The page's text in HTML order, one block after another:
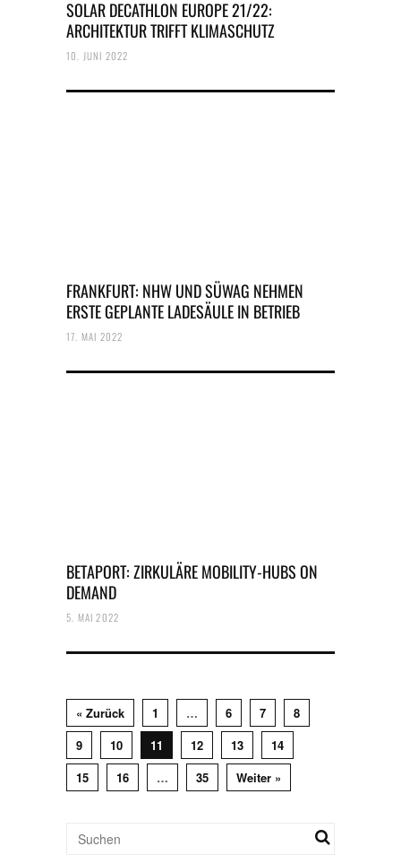
SOLAR DECATHLON EUROPE 21/22:
ARCHITEKTUR TRIFFT KLIMASCHUTZ
10. JUNI 2022
FRANKFURT: NHW UND SÜWAG NEHMEN
ERSTE GEPLANTE LADESÄULE IN BETRIEB
17. MAI 2022
BETAPORT: ZIRKULÄRE MOBILITY-HUBS ON
DEMAND
5. MAI 2022
« Zurück 1 … 6 7
8
9
10 11 12 13
14
15
16 … 35 Weiter »